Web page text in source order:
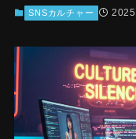
SNSカルチャー